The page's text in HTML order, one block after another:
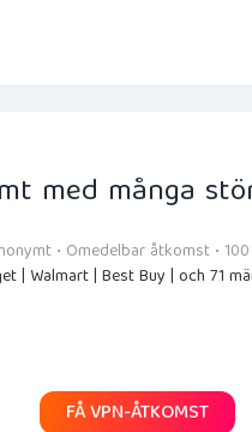
med många
• Omedelbar åtkomst •
| Walmart | Best Buy | och 71
FÅ VPN-ÅTKOMST